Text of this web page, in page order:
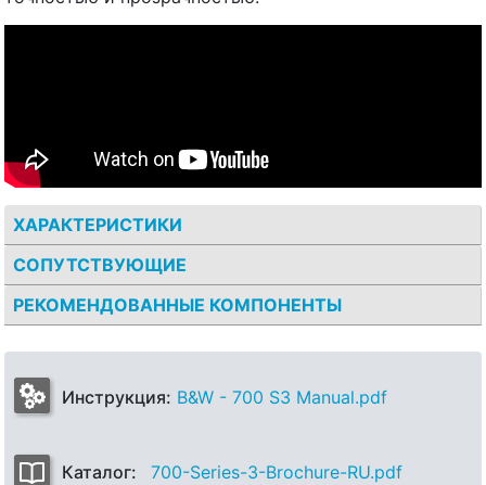
ХАРАКТЕРИСТИКИ
СОПУТСТВУЮЩИЕ
РЕКОМЕНДОВАННЫЕ КОМПОНЕНТЫ
Инструкция: B&W - 700 S3 Manual.pdf
Каталог: 700-Series-3-Brochure-RU.pdf